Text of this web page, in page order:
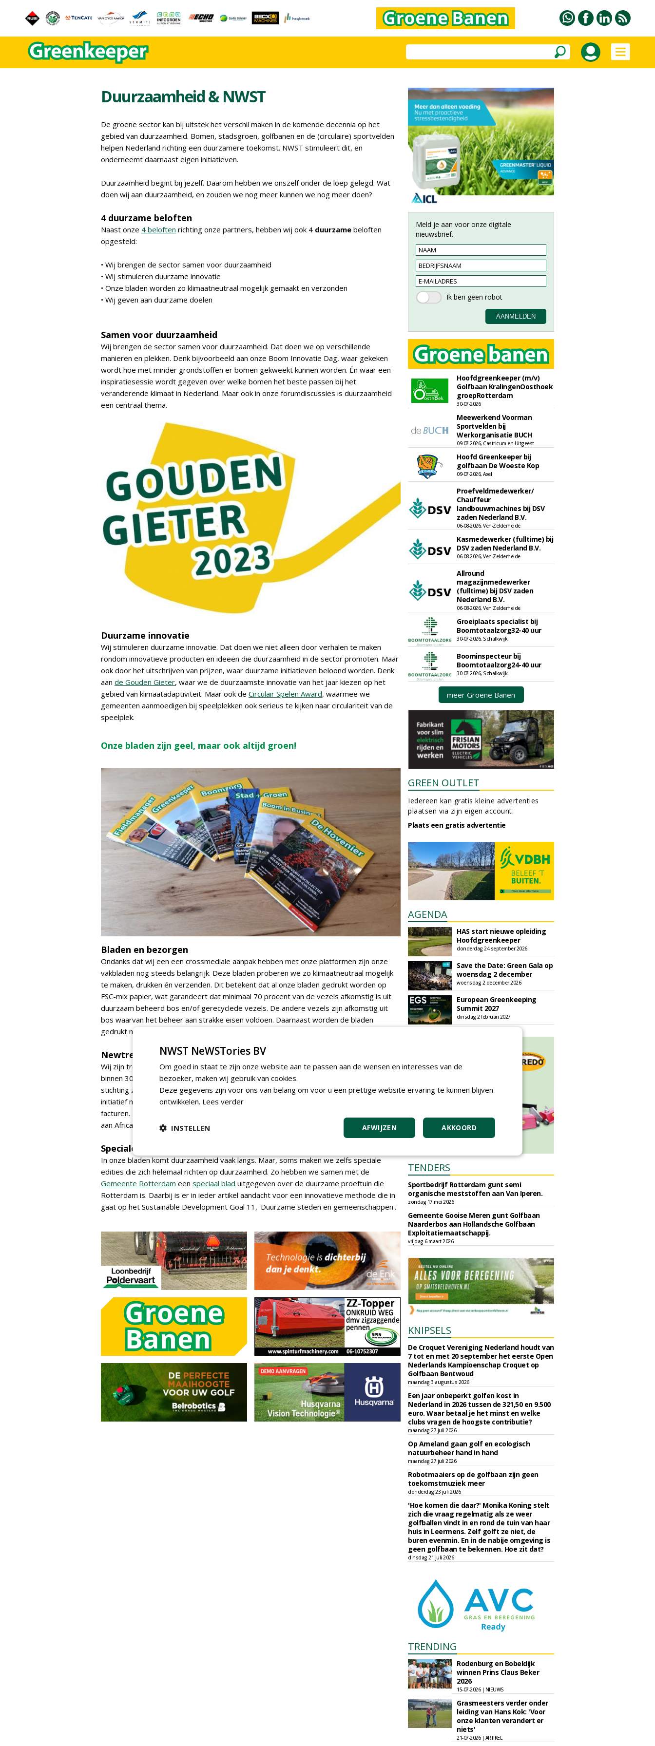
Duurzaamheid & NWST
De groene sector kan bij uitstek het verschil maken in de komende decennia op het
gebied van duurzaamheid. Bomen, stadsgroen, golfbanen en de (circulaire) sportvelden
helpen Nederland richting een duurzamere toekomst. NWST stimuleert dit, en
onderneemt daarnaast eigen initiatieven.
Duurzaamheid begint bij jezelf. Daarom hebben we onszelf onder de loep gelegd. Wat
doen wij aan duurzaamheid, en zouden we nog meer kunnen we nog meer doen?
4 duurzame beloften
Naast onze 4 beloften richting onze partners, hebben wij ook 4 duurzame beloften
opgesteld:
• Wij brengen de sector samen voor duurzaamheid
• Wij stimuleren duurzame innovatie
• Onze bladen worden zo klimaatneutraal mogelijk gemaakt en verzonden
• Wij geven aan duurzame doelen
Samen voor duurzaamheid
Wij brengen de sector samen voor duurzaamheid. Dat doen we op verschillende
manieren en plekken. Denk bijvoorbeeld aan onze Boom Innovatie Dag, waar gekeken
wordt hoe met minder grondstoffen er bomen gekweekt kunnen worden. Én waar een
inspiratiesessie wordt gegeven over welke bomen het beste passen bij het
veranderende klimaat in Nederland. Maar ook in onze forumdiscussies is duurzaamheid
een centraal thema.
Duurzame innovatie
Wij stimuleren duurzame innovatie. Dat doen we niet alleen door verhalen te maken
rondom innovatieve producten en ideeën die duurzaamheid in de sector promoten. Maar
ook door het uitschrijven van prijzen, waar duurzame initiatieven beloond worden. Denk
aan de Gouden Gieter, waar we de duurzaamste innovatie van het jaar kiezen op het
gebied van klimaatadaptiviteit. Maar ook de Circulair Spelen Award, waarmee we
gemeenten aanmoedigen bij speelplekken ook serieus te kijken naar circulariteit van de
speelplek.
Onze bladen zijn geel, maar ook altijd groen!
Bladen en bezorgen
Ondanks dat wij een een crossmediale aanpak hebben met onze platformen zijn onze
vakbladen nog steeds belangrijk. Deze bladen proberen we zo klimaatneutraal mogelijk
te maken, drukken én verzenden. Dit betekent dat al onze bladen gedrukt worden op
FSC-mix papier, wat garandeert dat minimaal 70 procent van de vezels afkomstig is uit
duurzaam beheerd bos en/of gerecyclede vezels. De andere vezels zijn afkomstig uit
bos waarvan het beheer aan strakke eisen voldoen. Daarnaast worden de bladen
gedrukt met soja inkt, en met PostNL CO2 neutraal verzonden.
Newtrees
Wij zijn trotse partner van Africa Wood Grow. Deze stichting zet zich in Kenia in om
binnen 30 jaar 600 vierkante kilometer bos aan te planten. Gezamenlijk met deze
stichting zijn wij
Newtreesgestart. Al onze partners worden benaderd om aan dit
initiatief mee te doen. Indien zij meedoen, betalen zij 1% extra aan NWST bovenop hun
facturen. NWST matcht deze donatie en doneert vervolgens het verdubbelde bedrag
aan Africa Wood Grow.
Speciale uitgaven
In onze bladen komt duurzaamheid vaak langs. Maar, soms maken we zelfs speciale
edities die zich helemaal richten op duurzaamheid. Zo hebben we samen met de
Gemeente Rotterdam een speciaal blad uitgegeven over de duurzame proeftuin die
Rotterdam is. Daarbij is er in ieder artikel aandacht voor een innovatieve methode die in
gaat op het Sustainable Development Goal 11, 'Duurzame steden en gemeenschappen'.
Meld je aan voor onze digitale
nieuwsbrief.
Hoofdgreenkeeper (m/v)
Golfbaan KralingenOosthoek
groepRotterdam
30-07-2026
Meewerkend Voorman
Sportvelden bij
Werkorganisatie BUCH
09-07-2026, Castricum en Uitgeest
Hoofd Greenkeeper bij
golfbaan De Woeste Kop
09-07-2026, Axel
Proefveldmedewerker/
Chauffeur
landbouwmachines bij DSV
zaden Nederland B.V.
06-08-2026, Ven-Zelderheide
Kasmedewerker (fulltime) bij
DSV zaden Nederland B.V.
06-08-2026, Ven-Zelderheide
Allround
magazijnmedewerker
(fulltime) bij DSV zaden
Nederland B.V.
06-08-2026, Ven Zelderheide
Groeiplaats specialist bij
Boomtotaalzorg32-40 uur
30-07-2026, Schalkwijk
Boominspecteur bij
Boomtotaalzorg24-40 uur
30-07-2026, Schalkwijk
meer Groene Banen
GREEN OUTLET
Iedereen kan gratis kleine advertenties
plaatsen via zijn eigen account.
Plaats een gratis advertentie
AGENDA
HAS start nieuwe opleiding
Hoofdgreenkeeper
donderdag 24 september 2026
Save the Date: Green Gala op
woensdag 2 december
woensdag 2 december 2026
European Greenkeeping
Summit 2027
dinsdag 2 februari 2027
TENDERS
Sportbedrijf Rotterdam gunt semi
organische meststoffen aan Van Iperen.
zondag 17 mei 2026
Gemeente Gooise Meren gunt Golfbaan
Naarderbos aan Hollandsche Golfbaan
Exploitatiemaatschappij.
vrijdag 6 maart 2026
KNIPSELS
De Croquet Vereniging Nederland houdt van
7 tot en met 20 september het eerste Open
Nederlands Kampioenschap Croquet op
Golfbaan Bentwoud
maandag 3 augustus 2026
Een jaar onbeperkt golfen kost in
Nederland in 2026 tussen de 321,50 en 9.500
euro. Waar betaal je het minst en welke
clubs vragen de hoogste contributie?
maandag 27 juli 2026
Op Ameland gaan golf en ecologisch
natuurbeheer hand in hand
maandag 27 juli 2026
Robotmaaiers op de golfbaan zijn geen
toekomstmuziek meer
donderdag 23 juli 2026
'Hoe komen die daar?' Monika Koning stelt
zich die vraag regelmatig als ze weer
golfballen vindt in en rond de tuin van haar
huis in Leermens. Zelf golft ze niet, de
buren evenmin. En in de nabije omgeving is
geen golfbaan te bekennen. Hoe zit dat?
dinsdag 21 juli 2026
TRENDING
Rodenburg en Bobeldijk
winnen Prins Claus Beker
2026
15-07-2026 | NIEUWS
Grasmeesters verder onder
leiding van Hans Kok: 'Voor
onze klanten verandert er
niets'
21-07-2026 | ARTIKEL
NWST NeWSTories BV
Om goed in staat te zijn onze website aan te passen aan de wensen en interesses van de
bezoeker, maken wij gebruik van cookies.
Deze gegevens zijn voor ons van belang om voor u een prettige website ervaring te kunnen blijven
ontwikkelen. Lees verder
AKKOORD
AFWIJZEN
INSTELLEN